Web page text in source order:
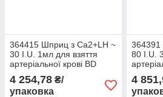
364415 Шприц з Ca2+LH ~
30 I.U. 1мл для взяття
артеріальної крові BD
0,5x16мм (25G5/8")
стерильний (100 шт)
4 254,78 ₴/
упаковка
364391
80 I.U.
голкою
(100
4